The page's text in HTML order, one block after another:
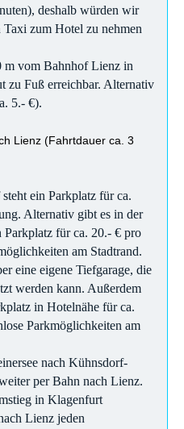
deshalb würden wir
zum Hotel zu nehmen
m vom Bahnhof Lienz in
zu Fuß erreichbar. Alternativ
5.- €).
Lienz (Fahrtdauer ca. 3
ein Parkplatz für ca.
Alternativ gibt es in der
für ca. 20.- € pro
am Stadtrand.
eine eigene Tiefgarage, die
werden kann. Außerdem
in Hotelnähe für ca.
Parkmöglichkeiten am
nach Kühnsdorf-
per Bahn nach Lienz.
in Klagenfurt
Lienz jeden